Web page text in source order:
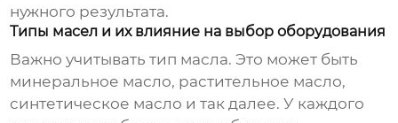
нужного результата.
Типы масел и их влияние на выбор оборудования
Важно учитывать тип масла. Это может быть
минеральное масло, растительное масло,
синтетическое масло и так далее. У каждого